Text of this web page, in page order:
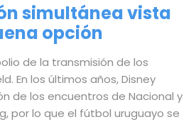
simultánea vista
opción
de la transmisión de los
En los últimos años, Disney
de los encuentros de Nacional y
por lo que el fútbol uruguayo se